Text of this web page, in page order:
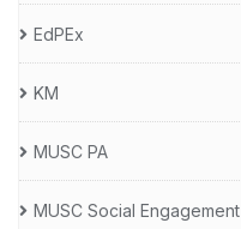
EdPEx
KM
MUSC PA
MUSC Social Engagement